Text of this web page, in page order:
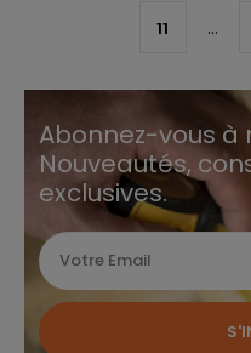
11 ...
Abonnez-vous
Nouveautés,
exclusives.